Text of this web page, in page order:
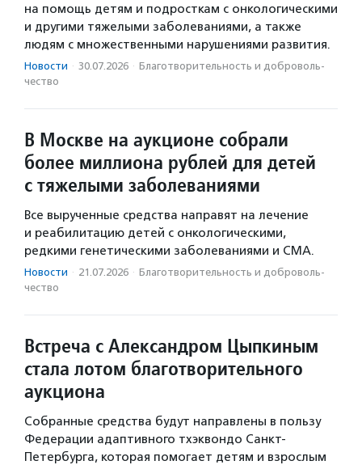
на помощь детям и подросткам с онкологическими
и другими тяжелыми заболеваниями, а также
людям с множественными нарушениями развития.
Новости · 30.07.2026 · Благотвори­тель­ность и доброволь­
чест­во
В Москве на аукционе собрали
более миллиона рублей для детей
с тяжелыми заболеваниями
Все вырученные средства направят на лечение
и реабилитацию детей с онкологическими,
редкими генетическими заболеваниями и СМА.
Новости · 21.07.2026 · Благотвори­тель­ность и доброволь­
чест­во
Встреча с Александром Цыпкиным
стала лотом благотворительного
аукциона
Собранные средства будут направлены в пользу
Федерации адаптивного тхэквондо Санкт-
Петербурга, которая помогает детям и взрослым